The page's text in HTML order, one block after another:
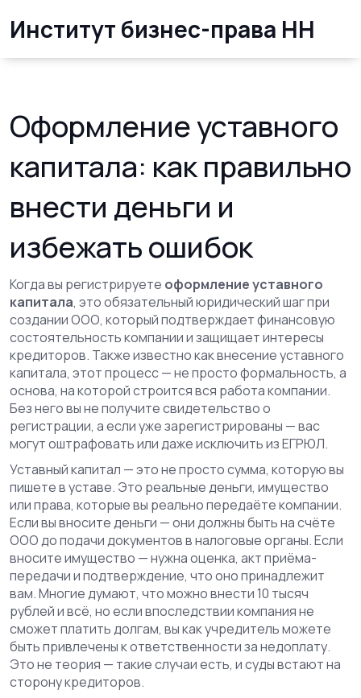
Институт бизнес-права НН
Оформление уставного
капитала: как правильно
внести деньги и
избежать ошибок
Когда вы регистрируете оформление уставного
капитала, это обязательный юридический шаг при
создании ООО, который подтверждает финансовую
состоятельность компании и защищает интересы
кредиторов. Также известно каквнесение уставного
капитала, этот процесс — не просто формальность, а
основа, на которой строится вся работа компании.
Без него вы не получите свидетельство о
регистрации, а если уже зарегистрированы — вас
могут оштрафовать или даже исключить из ЕГРЮЛ.
Уставный капитал — это не просто сумма, которую вы
пишете в уставе. Это реальные деньги, имущество
или права, которые вы реально передаёте компании.
Если вы вносите деньги — они должны быть на счёте
ООО до подачи документов в налоговые органы. Если
вносите имущество — нужна оценка, акт приёма-
передачи и подтверждение, что оно принадлежит
вам. Многие думают, что можно внести 10 тысяч
рублей и всё, но если впоследствии компания не
сможет платить долгам, вы как учредитель можете
быть привлечены к ответственности за недоплату.
Это не теория — такие случаи есть, и суды встают на
сторону кредиторов.